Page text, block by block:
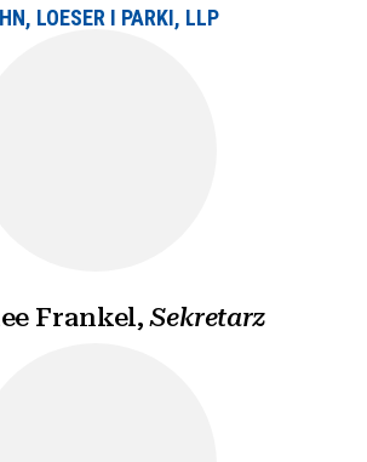
LOESER I PARKI, LLP
Frankel,Sekretarz